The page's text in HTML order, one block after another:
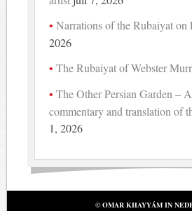
Narrations of the Rubaiyat on
2026
The Rubaiyat of Webster
The Other Persian Garden –
commentary and translation of
1, 2026
© OMAR KHAYYÁM IN